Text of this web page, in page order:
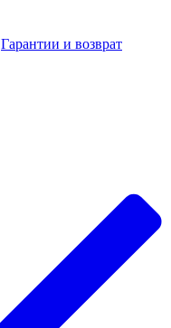
Гарантии и возврат